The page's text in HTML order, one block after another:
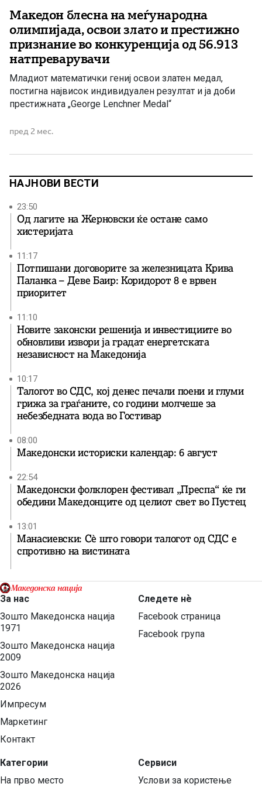
Македон блесна на меѓународна
олимпијада, освои злато и престижно
признание во конкуренција од 56.913
натпреварувачи
Младиот математички гениј освои златен медал,
постигна највисок индивидуален резултат и ја доби
престижната „George Lenchner Medal“
пред 2 мес.
НАЈНОВИ ВЕСТИ
23:50
Од лагите на Жерновски ќе остане само
хистеријата
11:17
Потпишани договорите за железницата Крива
Паланка – Деве Баир: Коридорот 8 е врвен
приоритет
11:10
Новите законски решенија и инвестициите во
обновливи извори ја градат енергетската
независност на Македонија
10:17
Талогот во СДС, кој денес печали поени и глуми
грижа за граѓаните, со години молчеше за
небезбедната вода во Гостивар
08:00
Македонски историски календар: 6 август
22:54
Македонски фолклорен фестивал „Преспа“ ќе ги
обедини Македонците од целиот свет во Пустец
13:01
Манасиевски: Сè што говори талогот од СДС е
спротивно на вистината
За нас
Зошто Македонска нација
1971
Зошто Македонска нација
2009
Зошто Македонска нација
2026
Импресум
Маркетинг
Контакт
Категории
На прво место
Следете нѐ
Facebook страница
Facebook група
Сервиси
Услови за користење